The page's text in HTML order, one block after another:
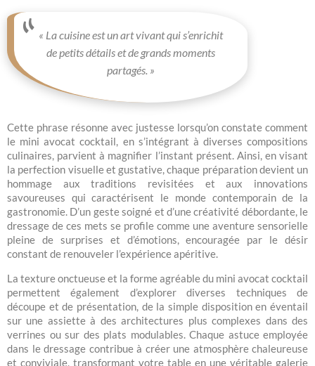
« La cuisine est un art vivant qui s’enrichit
de petits détails et de grands moments
partagés. »
Cette phrase résonne avec justesse lorsqu’on constate comment
le mini avocat cocktail, en s’intégrant à diverses compositions
culinaires, parvient à magnifier l’instant présent. Ainsi, en visant
la perfection visuelle et gustative, chaque préparation devient un
hommage aux traditions revisitées et aux innovations
savoureuses qui caractérisent le monde contemporain de la
gastronomie. D’un geste soigné et d’une créativité débordante, le
dressage de ces mets se profile comme une aventure sensorielle
pleine de surprises et d’émotions, encouragée par le désir
constant de renouveler l’expérience apéritive.
La texture onctueuse et la forme agréable du mini avocat cocktail
permettent également d’explorer diverses techniques de
découpe et de présentation, de la simple disposition en éventail
sur une assiette à des architectures plus complexes dans des
verrines ou sur des plats modulables. Chaque astuce employée
dans le dressage contribue à créer une atmosphère chaleureuse
et conviviale, transformant votre table en une véritable galerie